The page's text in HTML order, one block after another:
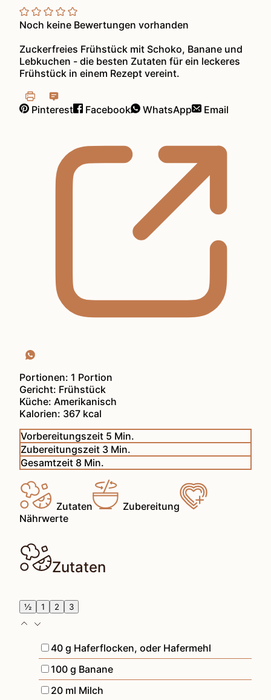
Noch keine Bewertungen vorhanden
Zuckerfreies Frühstück mit Schoko, Banane und
Lebkuchen - die besten Zutaten für ein leckeres
Frühstück in einem Rezept vereint.
Pinterest Facebook WhatsApp Email
Portionen: 1 Portion
Gericht: Frühstück
Küche: Amerikanisch
Kalorien: 367 kcal
Vorbereitungszeit 5 Minuten
Min.
Zubereitungszeit 3Minuten
Min.
Gesamtzeit 8Minuten
Min.
Zutaten
Zubereitung
Nährwerte
Zutaten
½ 1 2 3
▢
40 g Haferflocken,oder Hafermehl
▢
100 g Banane
▢
20 ml Milch